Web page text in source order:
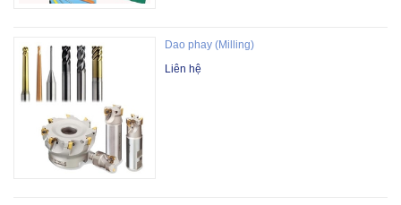
Dao phay (Milling)
Liên hệ